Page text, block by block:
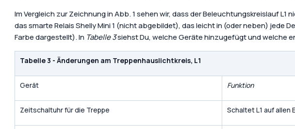
Im Vergleich zur Zeichnung in Abb. 1 sehen wir, dass der Beleuchtungskreislauf
das smarte Relais Shelly Mini 1 (nicht abgebildet), das leicht in (oder neben) jede
Farbe dargestellt). In Tabelle 3siehst Du, welche Geräte hinzugefügt und welche
Tabelle 3 - Änderungen am Treppenhauslichtkreis, L1
Gerät Funktion
Zeitschaltuhr für die Treppe Schaltet L1 auf